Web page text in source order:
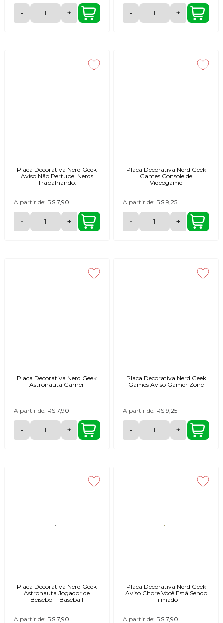
- + - +
Placa Decorativa Nerd Geek
Aviso Não Pertube! Nerds
Trabalhando.
A partir de: R$ 7,90
- +
Placa Decorativa Nerd Geek
Games Console de
Videogame
A partir de: R$ 9,25
- +
Placa Decorativa Nerd Geek
Astronauta Gamer
A partir de: R$ 7,90
- +
Placa Decorativa Nerd Geek
Games Aviso Gamer Zone
A partir de: R$ 9,25
- +
Placa Decorativa Nerd Geek
Astronauta Jogador de
Beisebol - Baseball
A partir de: R$ 7,90
Placa Decorativa Nerd Geek
Aviso Chore Você Está Sendo
Filmado
A partir de: R$ 7,90